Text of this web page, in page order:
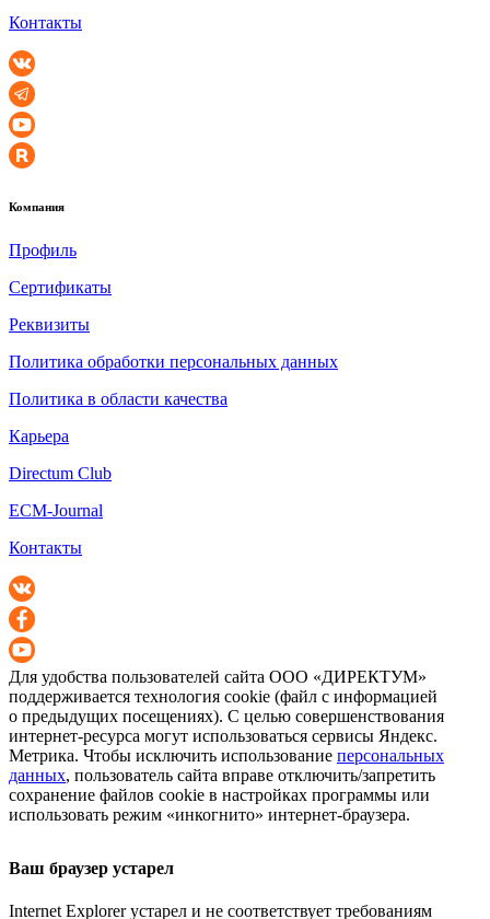
Контакты
Компания
Профиль
Сертификаты
Реквизиты
Политика обработки персональных данных
Политика в области качества
Карьера
Directum Club
ECM-Journal
Контакты
Для удобства пользователей сайта ООО «ДИРЕКТУМ»
поддерживается технология cookie (файл с информацией
о предыдущих посещениях). С целью совершенствования
интернет-ресурса могут использоваться сервисы Яндекс.
Метрика. Чтобы исключить использование персональных
данных, пользователь сайта вправе отключить/запретить
сохранение файлов cookie в настройках программы или
использовать режим «инкогнито» интернет-браузера.
Ваш браузер устарел
Internet Explorer устарел и не соответствует требованиям